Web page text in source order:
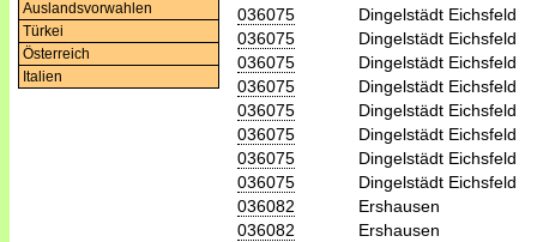
Auslandsvorwahlen
Türkei
Österreich
Italien
036075
Dingelstädt Eichsfeld
036075
Dingelstädt Eichsfeld
036075
Dingelstädt Eichsfeld
036075
Dingelstädt Eichsfeld
036075
Dingelstädt Eichsfeld
036075
Dingelstädt Eichsfeld
036075
Dingelstädt Eichsfeld
036075
Dingelstädt Eichsfeld
036082
Ershausen
036082
Ershausen